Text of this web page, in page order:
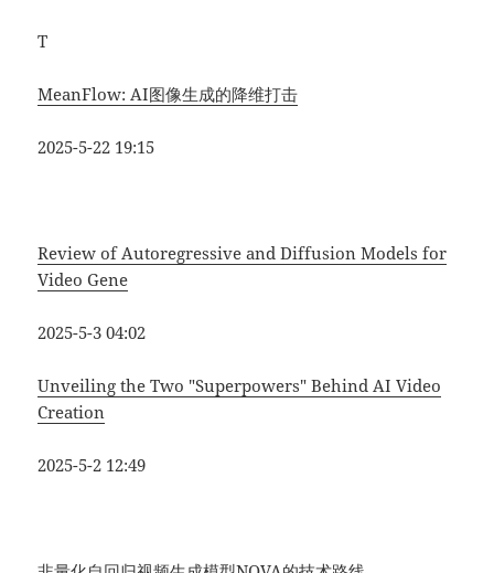
T
MeanFlow: AI图像生成的降维打击
2025-5-22 19:15
Review of Autoregressive and Diffusion Models for
Video Gene
2025-5-3 04:02
Unveiling the Two "Superpowers" Behind AI Video
Creation
2025-5-2 12:49